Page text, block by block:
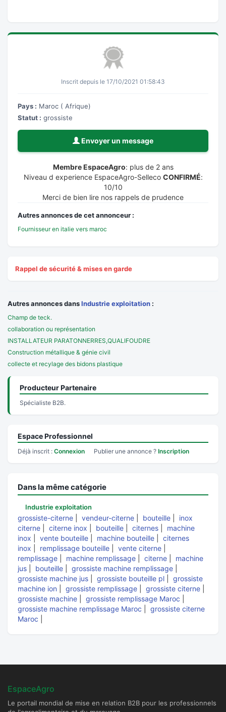
Inscrit depuis le 17/10/2021 01:58:43
Pays : Maroc ( Afrique)
Statut : grossiste
Envoyer un message
Membre EspaceAgro: plus de 2 ans
Niveau d experience EspaceAgro-Selleco CONFIRMÉ:
10/10
Merci de bien lire nos rappels de prudence
Autres annonces de cet annonceur :
Fournisseur en italie vers maroc
Rappel de sécurité & mises en garde
Autres annonces dansIndustrie exploitation :
Champ de teck.
collaboration ou représentation
INSTALLATEUR PARATONNERRES,QUALIFOUDRE
Construction métallique & génie civil
collecte et recylage des bidons plastique
Producteur Partenaire
Spécialiste B2B.
Espace Professionnel
Déjà inscrit : Connexion Publier une annonce ? Inscription
Dans la même catégorie
Industrie exploitation
grossiste-citerne vendeur-citerne bouteille
inox
citerne
citerne inox bouteille citernes
machine
inox
vente bouteille machine bouteille
citernes
inox
remplissage bouteille vente citerne
remplissage
machine remplissage citerne
machine
jus
bouteille grossiste machine remplissage
grossiste machine jus
grossiste bouteille pl
grossiste
machine ion
grossiste remplissage grossiste citerne
grossiste machine
grossiste remplissage Maroc
grossiste machine remplissage Maroc
grossiste citerne
Maroc
EspaceAgro
Le portail mondial de mise en relation B2B pour les professionnels